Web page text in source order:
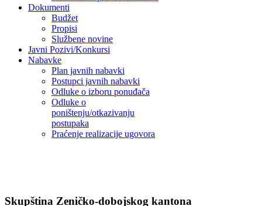
Dokumenti
Budžet
Propisi
Službene novine
Javni Pozivi/Konkursi
Nabavke
Plan javnih nabavki
Postupci javnih nabavki
Odluke o izboru ponuđača
Odluke o
poništenju/otkazivanju
postupaka
Praćenje realizacije ugovora
Skupština Zeničko-dobojskog kantona